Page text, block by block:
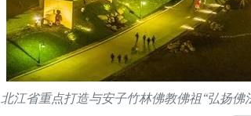
北江省重点打造与安子竹林佛教佛祖“弘扬